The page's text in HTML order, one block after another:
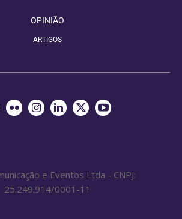
OPINIÃO
ARTIGOS
e Eventos Ltda - CNPJ:
25.249.914/0001-11